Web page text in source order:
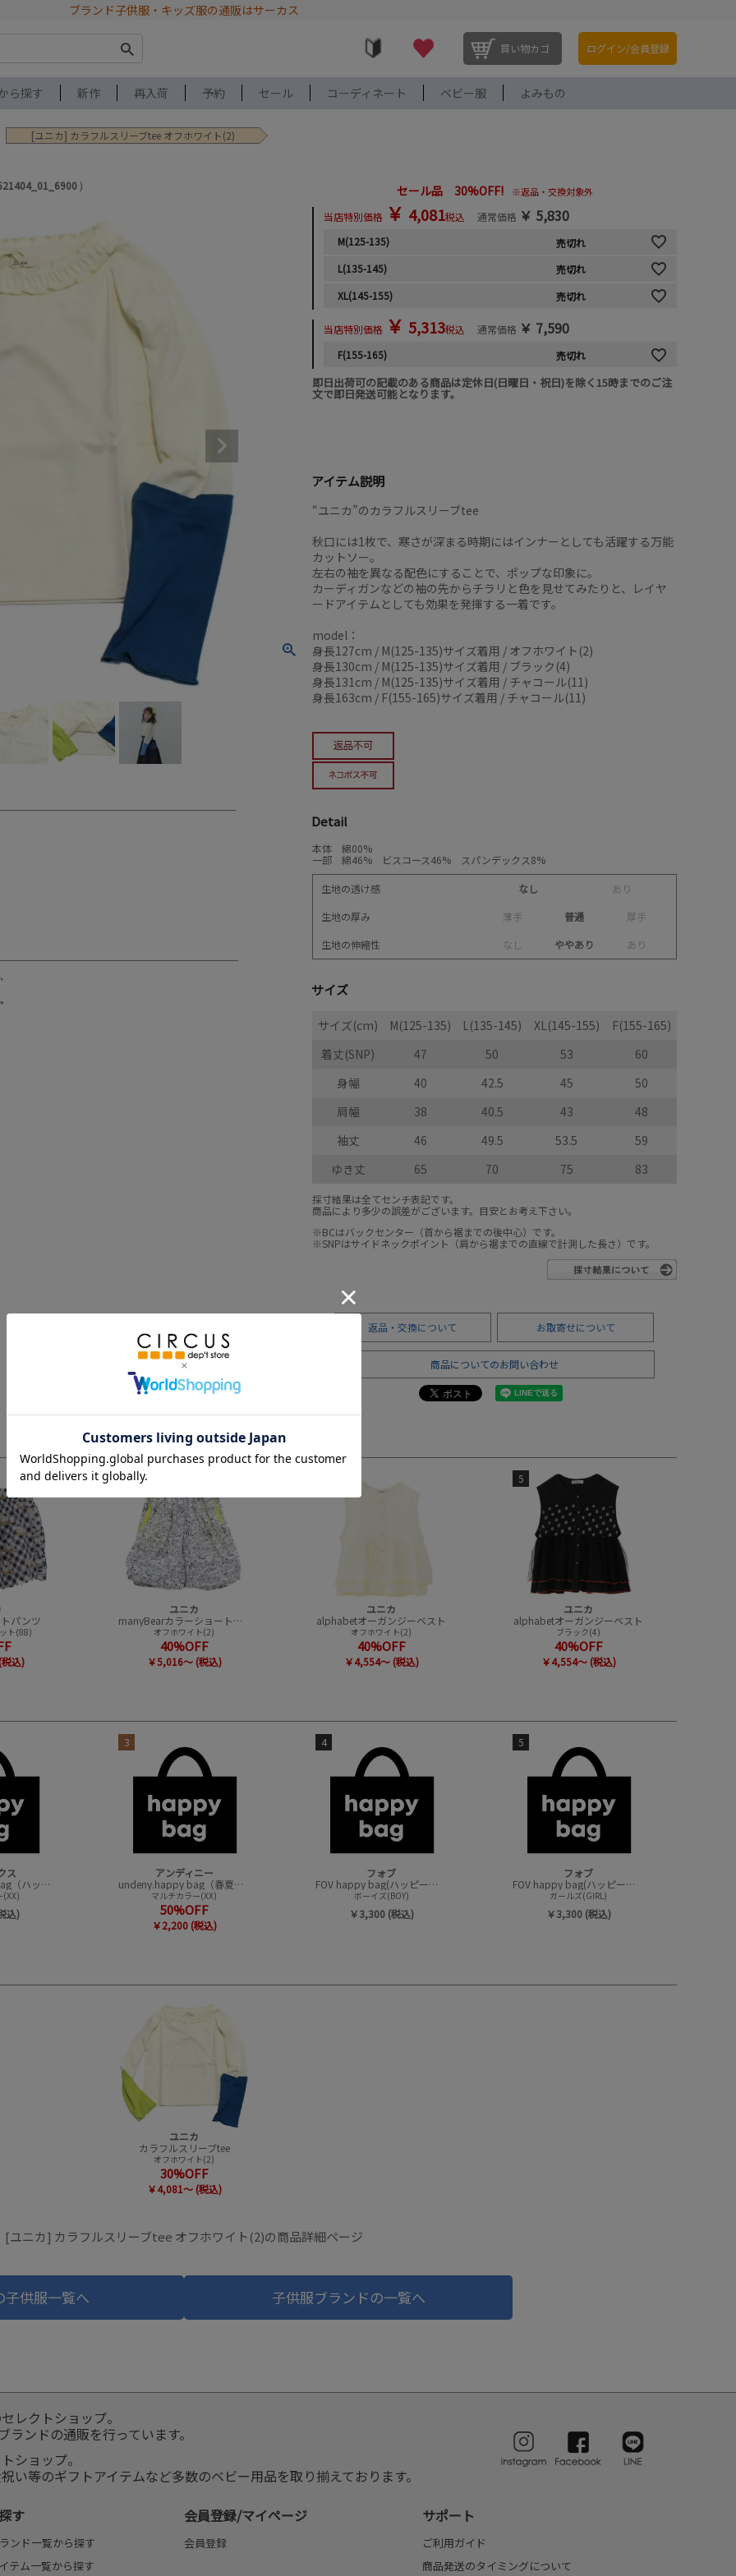
ブランド子供服・キッズ服の通販はサーカス
買い物カゴ ログイン/会員登録
ら探す 新作 再入荷 予約 セール コーディネート ベビー服 よみもの
[ユニカ] カラフルスリーブtee オフホワイト(2)
セール品 30%OFF! ※返品・交換対象外
当店特別価格 ￥ 4,081税込 通常価格 ￥ 5,830
M(125-135)
売切れ
L(135-145)
売切れ
XL(145-155)
売切れ
当店特別価格 ￥ 5,313税込 通常価格 ￥ 7,590
F(155-165) 売切れ
即日出荷可の記載のある商品は定休日(日曜日・祝日)を除く15時までのご注
文で即日発送可能となります。
アイテム説明
“ユニカ”のカラフルスリーブtee
秋口には1枚で、寒さが深まる時期にはインナーとしても活躍する万能
カットソー。
左右の袖を異なる配色にすることで、ポップな印象に。
カーディガンなどの袖の先からチラリと色を見せてみたりと、レイヤ
ードアイテムとしても効果を発揮する一着です。
model：
身長127cm / M(125-135)サイズ着用 / オフホワイト(2)
身長130cm / M(125-135)サイズ着用 / ブラック(4)
身長131cm / M(125-135)サイズ着用 / チャコール(11)
身長163cm / F(155-165)サイズ着用 / チャコール(11)
Detail
本体 綿00%
一部 綿46% ビスコース46% スパンデックス8%
生地の透け感 なし あ り
生地の厚み
薄手 普通 厚手
生地の伸縮性
な し ややあり あ り
サイズ
サイズ(cm) M(125-135) L(135-145) XL(145-155)
F(155-165)
着丈(SNP)
47 50 53
60
身幅
40 42.5 45
50
肩幅
38 40.5 43
48
袖丈
46 49.5 53.5
59
ゆき丈
65 70 75 83
採寸結果は全てセンチ表記です。
商品により多少の誤差がございます。目安とお考え下さい。
※BCはバックセンター（首から裾までの後中心）です。
※SNPはサイドネックポイント（肩から裾までの直線で計測した長さ）です。
返品・交換について お取寄せについて
商品についてのお問い合わせ
パンツ
ト(88)
込)
3
ユニカ
manyBearカラーショートパンツ
オフホワイト(2)
40%OFF
￥5,016～ (税込)
ユニカ
alphabetオーガンジーベスト
オフホワイト(2)
40%OFF
￥4,554～ (税込)
5
ユニカ
alphabetオーガンジーベスト
ブラック(4)
40%OFF
￥4,554～ (税込)
ス
CONVEX happy bag（ハッピーバック）
(XX)
込)
3
アンディニー
undeny.happy bag（春夏アイテムハッピーバック）
マルチカラー(XX)
50%OFF
￥2,200 (税込)
4
フォブ
FOV happy bag(ハッピーバック/トップスセット)
ボーイズ(BOY)
￥3,300 (税込)
5
フォブ
FOV happy bag(ハッピーバック/トップスセット)
ガールズ(GIRL)
￥3,300 (税込)
ユニカ
カラフルスリーブtee
オフホワイト(2)
30%OFF
￥4,081～ (税込)
[ユニカ] カラフルスリーブtee オフホワイト(2)の商品詳細ページ
子供服一覧へ 子供服ブランドの一覧へ
レクトショップ。
ランドの通販を行っています。
ショップ。
い等のギフトアイテムなど多数のベビー用品を取り揃えております。
す
ンド一覧から探す
テム一覧から探す
会員登録/マイページ
会員登録
サポート
ご利用ガイド
商品発送のタイミングについて